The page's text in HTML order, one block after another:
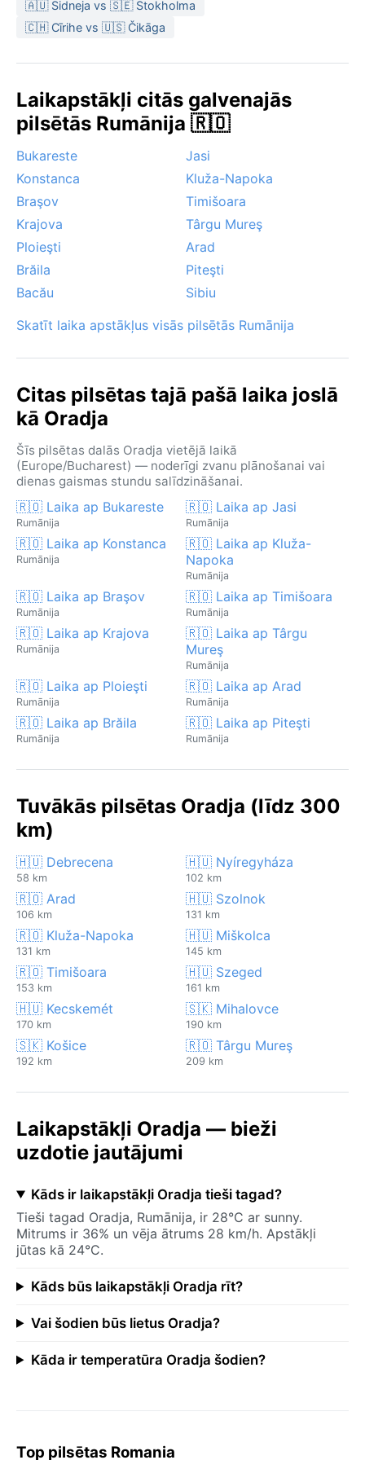
Vasarā dažkārt nāk karstuma viļņi virs 35°C, ko
mīkstina upes un parki. Oradeas termālie baseini ir
savu šarmu pat lietainā dienā – kafejnīcās, galerijās
🇦🇺 Sidneja vs 🇸🇪 Stokholma
🇨🇭 Cīrihe vs 🇺🇸 Čikāga
Laikapstākļi citās galvenajās
pilsētās Rumānija 🇷🇴
Bukareste
Jasi
Konstanca
Kluža-Napoka
Braşov
Timišoara
Krajova
Târgu Mureş
Ploieşti
Arad
Brăila
Piteşti
Bacău
Sibiu
Skatīt laika apstākļus visās pilsētās Rumānija
Citas pilsētas tajā pašā laika joslā
kā Oradja
Šīs pilsētas dalās Oradja vietējā laikā
(Europe/Bucharest) — noderīgi zvanu plānošanai vai
dienas gaismas stundu salīdzināšanai.
🇷🇴 Laika ap Bukareste
Rumānija
🇷🇴 Laika ap Jasi
Rumānija
🇷🇴 Laika ap Konstanca
Rumānija
🇷🇴 Laika ap Kluža-
Napoka
Rumānija
🇷🇴 Laika ap Braşov
Rumānija
🇷🇴 Laika ap Timišoara
Rumānija
🇷🇴 Laika ap Krajova
Rumānija
🇷🇴 Laika ap Târgu
Mureş
Rumānija
🇷🇴 Laika ap Ploieşti
Rumānija
🇷🇴 Laika ap Arad
Rumānija
🇷🇴 Laika ap Brăila
Rumānija
🇷🇴 Laika ap Piteşti
Rumānija
Tuvākās pilsētas Oradja (līdz 300
km)
🇭🇺 Debrecena
58 km
🇭🇺 Nyíregyháza
102 km
🇷🇴 Arad
106 km
🇭🇺 Szolnok
131 km
🇷🇴 Kluža-Napoka
131 km
🇭🇺 Miškolca
145 km
🇷🇴 Timišoara
153 km
🇭🇺 Szeged
161 km
🇭🇺 Kecskemét
170 km
🇸🇰 Mihalovce
190 km
🇸🇰 Košice
192 km
🇷🇴 Târgu Mureş
209 km
Laikapstākļi Oradja — bieži
uzdotie jautājumi
Kāds ir laikapstākļi Oradja tieši tagad?
Tieši tagad Oradja, Rumānija, ir 28°C ar sunny.
Mitrums ir 36% un vēja ātrums 28 km/h. Apstākļi
jūtas kā 24°C.
Kāds būs laikapstākļi Oradja rīt?
Vai šodien būs lietus Oradja?
Kāda ir temperatūra Oradja šodien?
Top pilsētas Romania